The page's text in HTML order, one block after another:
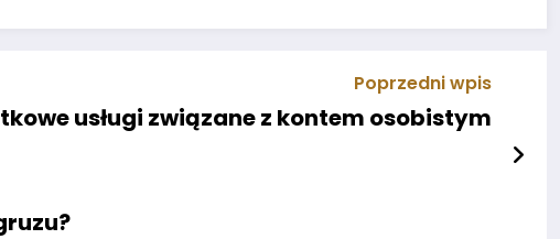
Poprzedni wpis
usługi związane z kontem osobistym